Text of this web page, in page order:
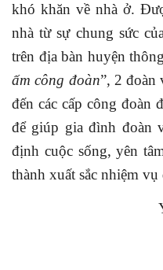
khó khăn về nhà ở.
nhà từ sự chung sức
trên địa bàn huyện
ấm công đoàn”, 2 đoàn
đến các cấp công đoàn
để giúp gia đình đoàn
định cuộc sống, yên
thành xuất sắc nhiệm